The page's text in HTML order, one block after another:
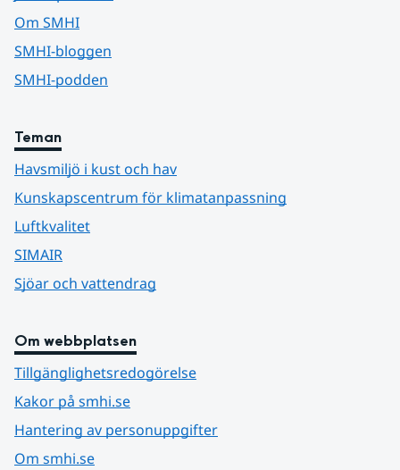
Om SMHI
SMHI-bloggen
SMHI-podden
Teman
Havsmiljö i kust och hav
Kunskapscentrum för klimatanpassning
Luftkvalitet
SIMAIR
Sjöar och vattendrag
Om webbplatsen
Tillgänglighetsredogörelse
Kakor på smhi.se
Hantering av personuppgifter
Om smhi.se